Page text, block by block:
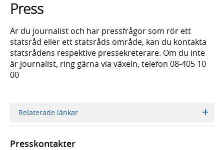
framträder
en
lista
med
sökförslag
Press
Är du journalist och har pressfrågor som rör ett
statsråd eller ett statsråds område, kan du kontakta
statsrådens respektive pressekreterare. Om du inte
är journalist, ring gärna via växeln, telefon 08-405 10
00
Relaterade länkar
Presskontakter